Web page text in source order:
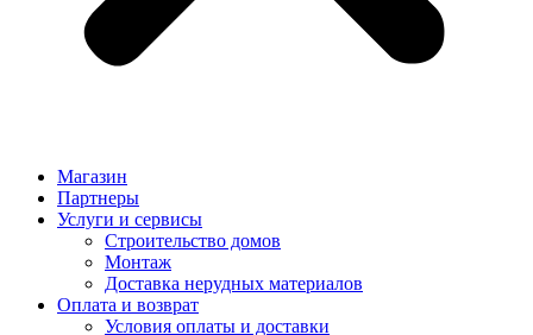
Магазин
Партнеры
Услуги и сервисы
Строительство домов
Монтаж
Доставка нерудных материалов
Оплата и возврат
Условия оплаты и доставки